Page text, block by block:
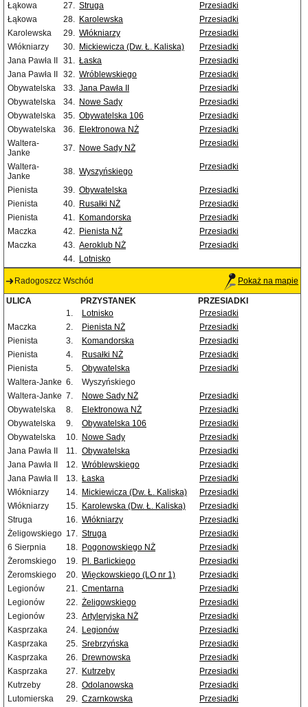
Łąkowa
27. Struga
Przesiadki
Łąkowa
28. Karolewska
Przesiadki
Karolewska
29. Włókniarzy
Przesiadki
Włókniarzy
30. Mickiewicza (Dw. Ł. Kaliska)
Przesiadki
Jana Pawła II
31. Łaska
Przesiadki
Jana Pawła II
32. Wróblewskiego
Przesiadki
Obywatelska
33. Jana Pawła II
Przesiadki
Obywatelska
34. Nowe Sady
Przesiadki
Obywatelska
35. Obywatelska 106
Przesiadki
Obywatelska
36. Elektronowa NŻ
Przesiadki
Waltera-
Janke
37. Nowe Sady NŻ Przesiadki
Waltera-
Janke
38. Wyszyńskiego Przesiadki
Pienista 39. Obywatelska
Przesiadki
Pienista
40. Rusałki NŻ
Przesiadki
Pienista
41. Komandorska
Przesiadki
Maczka
42. Pienista NŻ
Przesiadki
Maczka
43. Aeroklub NŻ
Przesiadki
44. Lotnisko
Radogoszcz Wschód Pokaż na mapie
ULICA PRZYSTANEK
PRZESIADKI
1.
Lotnisko
Przesiadki
Maczka
2. Pienista NŻ
Przesiadki
Pienista
3. Komandorska
Przesiadki
Pienista
4. Rusałki NŻ
Przesiadki
Pienista
5. Obywatelska
Przesiadki
Waltera-Janke 6.
Wyszyńskiego
Waltera-Janke 7. Nowe Sady NŻ
Przesiadki
Obywatelska
8. Elektronowa NŻ
Przesiadki
Obywatelska
9. Obywatelska 106
Przesiadki
Obywatelska
10. Nowe Sady
Przesiadki
Jana Pawła II
11. Obywatelska
Przesiadki
Jana Pawła II
12. Wróblewskiego
Przesiadki
Jana Pawła II
13. Łaska
Przesiadki
Włókniarzy
14. Mickiewicza (Dw. Ł. Kaliska)
Przesiadki
Włókniarzy
15. Karolewska (Dw. Ł. Kaliska)
Przesiadki
Struga
16. Włókniarzy
Przesiadki
Żeligowskiego 17. Struga
Przesiadki
6 Sierpnia
18. Pogonowskiego NŻ
Przesiadki
Żeromskiego
19. Pl. Barlickiego
Przesiadki
Żeromskiego
20. Więckowskiego (LO nr 1)
Przesiadki
Legionów
21. Cmentarna
Przesiadki
Legionów
22. Żeligowskiego
Przesiadki
Legionów
23. Artyleryjska NŻ
Przesiadki
Kasprzaka
24. Legionów
Przesiadki
Kasprzaka
25. Srebrzyńska
Przesiadki
Kasprzaka
26. Drewnowska
Przesiadki
Kasprzaka
27. Kutrzeby
Przesiadki
Kutrzeby
28. Odolanowska
Przesiadki
Lutomierska
29. Czarnkowska Przesiadki